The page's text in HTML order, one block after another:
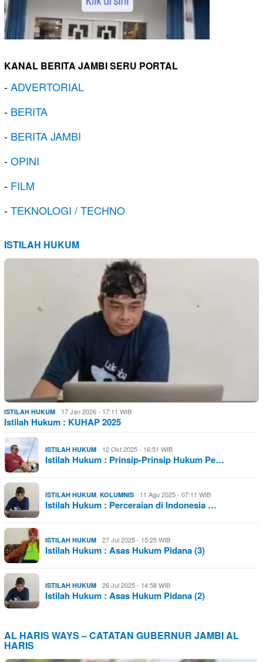
KANAL BERITA JAMBI SERU PORTAL
-ADVERTORIAL
- BERITA
- BERITA JAMBI
-OPINI
- FILM
-TEKNOLOGI / TECHNO
ISTILAH HUKUM
ISTILAH HUKUM 17 Jan 2026 - 17:11 WIB
Istilah Hukum : KUHAP 2025
ISTILAH HUKUM 12 Okt 2025 - 16:51 WIB
Istilah Hukum : Prinsip-Prinsip Hukum Pe…
ISTILAH HUKUM, KOLUMNIS 11 Agu 2025 - 07:11 WIB
Istilah Hukum : Perceraian di Indonesia …
ISTILAH HUKUM 27 Jul 2025 - 15:25 WIB
Istilah Hukum : Asas Hukum Pidana (3)
ISTILAH HUKUM 26 Jul 2025 - 14:58 WIB
Istilah Hukum : Asas Hukum Pidana (2)
AL HARIS WAYS – CATATAN GUBERNUR JAMBI AL
HARIS